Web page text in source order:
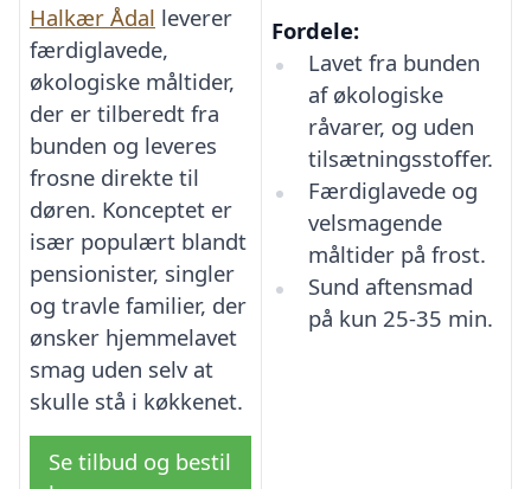
Halkær Ådal leverer
færdiglavede,
økologiske måltider,
der er tilberedt fra
bunden og leveres
frosne direkte til
døren. Konceptet er
især populært blandt
pensionister, singler
og travle familier, der
ønsker hjemmelavet
smag uden selv at
skulle stå i køkkenet.
Se tilbud og bestil
Fordele:
Lavet fra bunden
af økologiske
råvarer, og uden
tilsætningsstoffer.
Færdiglavede og
velsmagende
måltider på frost.
Sund aftensmad
på kun 25-35 min.